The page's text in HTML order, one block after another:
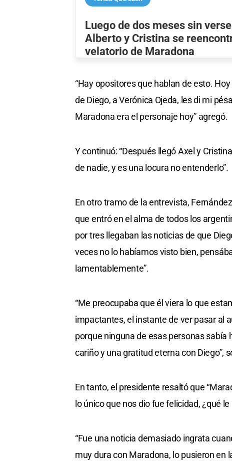
Luego de dos meses sin
Alberto y Cristina se
velatorio de Maradona
“Hay opositores que hablan de esto.
de Diego, a Verónica Ojeda, les di mi
Maradona era el personaje hoy” agregó.
Y continuó: “Después llegó Axel y
de nadie, y es una locura no entenderlo”.
En otro tramo de la entrevista,
que entró en el alma de todos los
por tres llegaban las noticias de que
veces no lo habíamos visto bien,
lamentablemente”.
“Me preocupaba que él viera lo que
impactantes, el instante de ver pasar al
porque ninguna de esas personas sabía
cariño y una gratitud eterna con Diego”,
En tanto, el presidente resaltó que
lo único que nos dio fue felicidad, ¿qué
“Fue una noticia demasiado ingrata
muy dura con Maradona, lo pusieron en